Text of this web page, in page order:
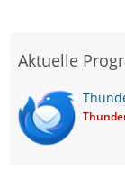
Aktuelle